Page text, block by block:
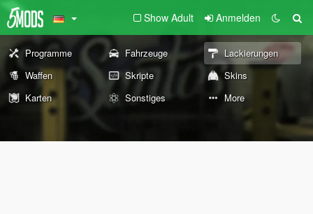
Show Adult Anmelden
Programme Fahrzeuge
Lackierungen
Waffen
Skripte
Skins
Karten
Sonstiges More